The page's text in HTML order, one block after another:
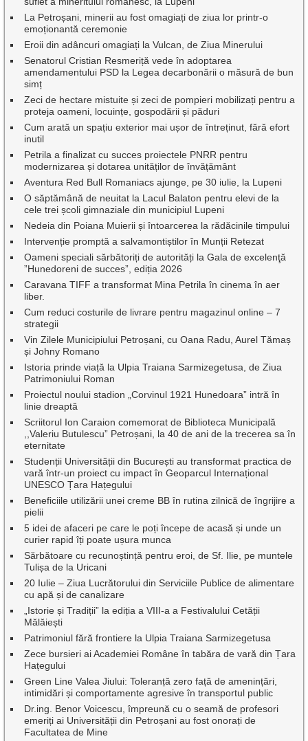
La Petroșani, minerii au fost omagiați de ziua lor printr-o
emoționantă ceremonie
Eroii din adâncuri omagiați la Vulcan, de Ziua Minerului
Senatorul Cristian Resmeriță vede în adoptarea
amendamentului PSD la Legea decarbonării o măsură de bun
simț
Zeci de hectare mistuite și zeci de pompieri mobilizați pentru a
proteja oameni, locuințe, gospodării și păduri
Cum arată un spațiu exterior mai ușor de întreținut, fără efort
inutil
Petrila a finalizat cu succes proiectele PNRR pentru
modernizarea și dotarea unităților de învățământ
Aventura Red Bull Romaniacs ajunge, pe 30 iulie, la Lupeni
O săptămână de neuitat la Lacul Balaton pentru elevi de la
cele trei școli gimnaziale din municipiul Lupeni
Nedeia din Poiana Muierii și întoarcerea la rădăcinile timpului
Intervenție promptă a salvamontiștilor în Munții Retezat
Oameni speciali sărbătoriți de autorități la Gala de excelenţă
”Hunedoreni de succes”, ediția 2026
Caravana TIFF a transformat Mina Petrila în cinema în aer
liber.
Cum reduci costurile de livrare pentru magazinul online – 7
strategii
Vin Zilele Municipiului Petroșani, cu Oana Radu, Aurel Tămaș
și Johny Romano
Istoria prinde viață la Ulpia Traiana Sarmizegetusa, de Ziua
Patrimoniului Roman
Proiectul noului stadion „Corvinul 1921 Hunedoara” intră în
linie dreaptă
Scriitorul Ion Caraion comemorat de Biblioteca Municipală
,,Valeriu Butulescu” Petroșani, la 40 de ani de la trecerea sa în
eternitate
Studenții Universității din București au transformat practica de
vară într-un proiect cu impact în Geoparcul Internațional
UNESCO Țara Hațegului
Beneficiile utilizării unei creme BB în rutina zilnică de îngrijire a
pielii
5 idei de afaceri pe care le poți începe de acasă și unde un
curier rapid îți poate ușura munca
Sărbătoare cu recunoștință pentru eroi, de Sf. Ilie, pe muntele
Tulișa de la Uricani
20 Iulie – Ziua Lucrătorului din Serviciile Publice de alimentare
cu apă și de canalizare
„Istorie și Tradiții” la ediția a VIII-a a Festivalului Cetății
Mălăiești
Patrimoniul fără frontiere la Ulpia Traiana Sarmizegetusa
Zece bursieri ai Academiei Române în tabăra de vară din Țara
Hațegului
Green Line Valea Jiului: Toleranță zero față de amenințări,
intimidări și comportamente agresive în transportul public
Dr.ing. Benor Voicescu, împreună cu o seamă de profesori
emeriți ai Universității din Petroșani au fost onorați de
Facultatea de Mine